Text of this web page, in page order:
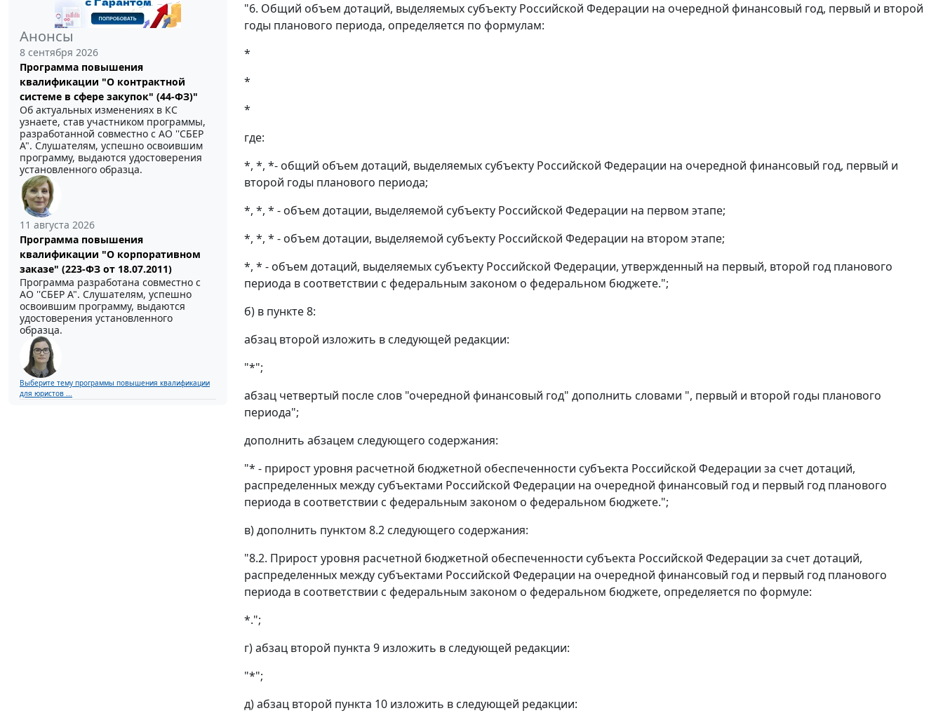
Анонсы
8 сентября 2026
Программа повышения
квалификации "О контрактной
системе в сфере закупок" (44-ФЗ)"
Об актуальных изменениях в КС
узнаете, став участником программы,
разработанной совместно с АО ''СБЕР
А". Слушателям, успешно освоившим
программу, выдаются удостоверения
установленного образца.
11 августа 2026
Программа повышения
квалификации "О корпоративном
заказе" (223-ФЗ от 18.07.2011)
Программа разработана совместно с
АО ''СБЕР А". Слушателям, успешно
освоившим программу, выдаются
удостоверения установленного
образца.
Выберите тему программы повышения квалификации
для юристов ...
"6. Общий объем дотаций, выделяемых субъекту Российской Федерации на очередной финансовый год, первый и второй
годы планового периода, определяется по формулам:
*
*
*
где:
*, *, *- общий объем дотаций, выделяемых субъекту Российской Федерации на очередной финансовый год, первый и
второй годы планового периода;
*, *, * - объем дотации, выделяемой субъекту Российской Федерации на первом этапе;
*, *, * - объем дотации, выделяемой субъекту Российской Федерации на втором этапе;
*, * - объем дотаций, выделяемых субъекту Российской Федерации, утвержденный на первый, второй год планового
периода в соответствии с федеральным законом о федеральном бюджете.";
б) в пункте 8:
абзац второй изложить в следующей редакции:
"*";
абзац четвертый после слов "очередной финансовый год" дополнить словами ", первый и второй годы планового
периода";
дополнить абзацем следующего содержания:
"* - прирост уровня расчетной бюджетной обеспеченности субъекта Российской Федерации за счет дотаций,
распределенных между субъектами Российской Федерации на очередной финансовый год и первый год планового
периода в соответствии с федеральным законом о федеральном бюджете.";
в) дополнить пунктом 8.2 следующего содержания:
"8.2. Прирост уровня расчетной бюджетной обеспеченности субъекта Российской Федерации за счет дотаций,
распределенных между субъектами Российской Федерации на очередной финансовый год и первый год планового
периода в соответствии с федеральным законом о федеральном бюджете, определяется по формуле:
*.";
г) абзац второй пункта 9 изложить в следующей редакции:
"*";
д) абзац второй пункта 10 изложить в следующей редакции: